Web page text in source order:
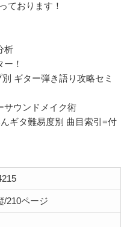
ております！
析
！
ギター弾き語り攻略セミ
サウンドメイク術
ギタ難易度別 曲目索引=付
/210ページ